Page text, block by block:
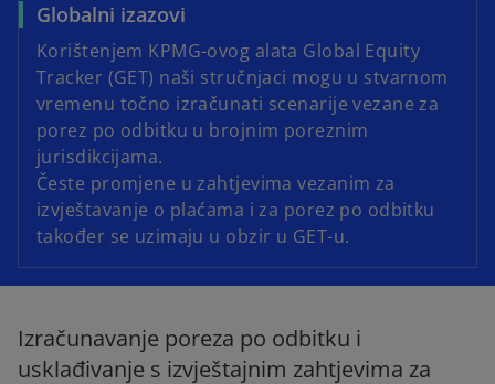
Globalni izazovi
Korištenjem KPMG-ovog alata Global Equity
Tracker (GET) naši stručnjaci mogu u stvarnom
vremenu točno izračunati scenarije vezane za
porez po odbitku u brojnim poreznim
jurisdikcijama.
Česte promjene u zahtjevima vezanim za
izvještavanje o plaćama i za porez po odbitku
također se uzimaju u obzir u GET-u.
Izračunavanje poreza po odbitku i
usklađivanje s izvještajnim zahtjevima za